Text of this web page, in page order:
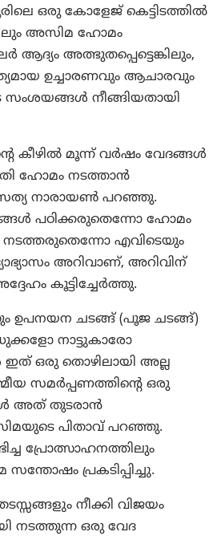
ഒരു കോളേജ് കെട്ടിടത്തിൽ
അസിമ ഹോമം
ആദ്യം അത്ഭുതപ്പെട്ടെങ്കിലും,
ഉച്ചാരണവും ആചാരവും
നീങ്ങിയതായി
കീഴിൽ മൂന്ന് വർഷം വേദങ്ങൾ
ഹോമം നടത്താൻ
സത്യ നാരായൺ പറഞ്ഞു.
പഠിക്കരുതെന്നോ ഹോമം
എവിടെയും
അറിവാണ്, അറിവിന്
കൂട്ടിച്ചേർത്തു.
ഉപനയന ചടങ്ങ് (പൂജ ചടങ്ങ്)
നാട്ടുകാരോ
ഇത് ഒരു തൊഴിലായി അല്ല
സമർപ്പണത്തിന്റെ ഒരു
അത് തുടരാൻ
പിതാവ് പറഞ്ഞു.
പ്രോത്സാഹനത്തിലും
പ്രകടിപ്പിച്ചു.
നീക്കി വിജയം
നടത്തുന്ന ഒരു വേദ